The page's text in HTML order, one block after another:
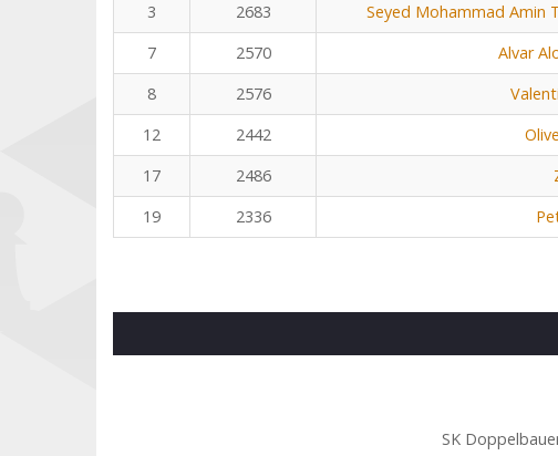
3
2683 Seyed Mohammad Amin
7
2570 Alvar
8
2576
12
2442
17
2486
19
2336
SK